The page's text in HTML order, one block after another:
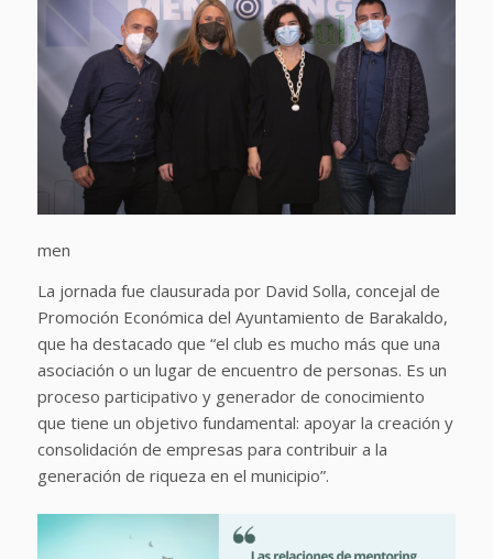
men
La jornada fue clausurada por David Solla, concejal de
Promoción Económica del Ayuntamiento de Barakaldo,
que ha destacado que “el club es mucho más que una
asociación o un lugar de encuentro de personas. Es un
proceso participativo y generador de conocimiento
que tiene un objetivo fundamental: apoyar la creación y
consolidación de empresas para contribuir a la
generación de riqueza en el municipio”.